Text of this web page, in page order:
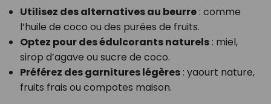
Utilisez des alternatives au beurre: comme
l’huile de coco ou des purées de fruits.
Optez pour des édulcorants naturels: miel,
sirop d’agave ou sucre de coco.
Préférez des garnitures légères: yaourt nature,
fruits frais ou compotes maison.